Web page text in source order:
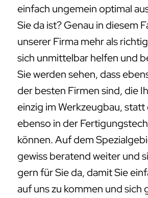
einfach ungemein optimal
Sie da ist? Genau in diesem
unserer Firma mehr als
sich unmittelbar helfen und
Sie werden sehen, dass
der besten Firmen sind, die
einzig im Werkzeugbau, statt
ebenso in der
können. Auf dem
gewiss beratend weiter und
gern für Sie da, damit Sie
auf uns zu kommen und sich